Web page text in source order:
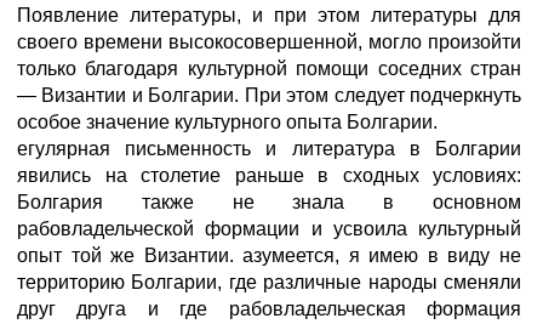
Появление литературы, и при этом литературы для
своего времени высокосовершенной, могло произойти
только благодаря культурной помощи соседних стран
— Византии и Болгарии. При этом следует подчеркнуть
особое значение культурного опыта Болгарии.
егулярная письменность и литература в Болгарии
явились на столетие раньше в сходных условиях:
Болгария также не знала в основном
рабовладельческой формации и усвоила культурный
опыт той же Византии. азумеется, я имею в виду не
территорию Болгарии, где различные народы сменяли
друг друга и где рабовладельческая формация